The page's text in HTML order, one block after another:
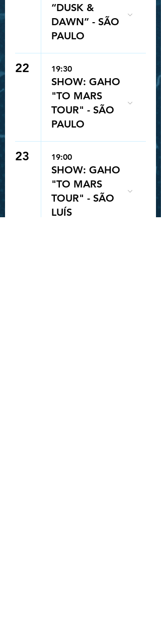
“DUSK &
DAWN” - SÃO
PAULO
22 19:30
SHOW: GAHO
"TO MARS
TOUR" - SÃO
PAULO
23 19:00
SHOW: GAHO
"TO MARS
TOUR" - SÃO
LUÍS
Queue-Fair